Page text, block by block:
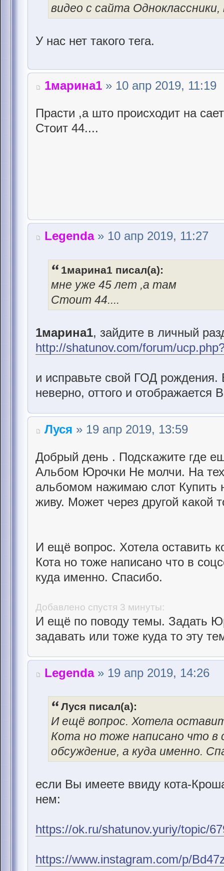
видео с сайта
У нас нет такого тега.
1марина1 » 10 апр 2019, 11:19
Прасти ,а што происходит на
Стоит 44....
Legenda» 10 апр 2019, 11:27
1марина1 писал(а):
мне уже 45 лет ,а там
Стоит 44....
1марина1, зайдите в личный
http://shatunov.com/forum/
и исправьте свой ГОД
неверно, оттого и отображается
Луся » 19 апр 2019, 13:59
Добрый день . Подскажите где
Альбом Юрочки Не молчи. На
альбомом нажимаю слот Купить
живу. Может через другой какой
И ещё вопрос. Хотела оставить
Кота но тоже написано что в
куда именно. Спасибо.
Добавлено спустя 3 минуты:
И ещё по поводу темы. Задать
задавать или тоже куда то эту
Legenda» 19 апр 2019, 14:26
Луся писал(а):
И ещё вопрос. Хотела
Кота но тоже написано что в
обсуждение, а куда именно.
если Вы имеете ввиду кота-
нем:
https://ok.ru/shatunov.yuriy/topic/
https://www.instagram.com/p/